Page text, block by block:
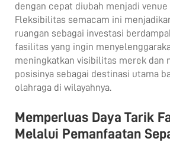
dengan cepat diubah menjadi
Fleksibilitas semacam ini
ruangan sebagai investasi
fasilitas yang ingin
meningkatkan visibilitas merek dan
posisinya sebagai destinasi utama
olahraga di wilayahnya.
Memperluas Daya Tarik
Melalui Pemanfaatan